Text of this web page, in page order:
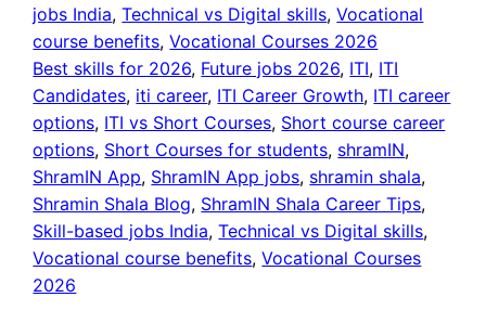
jobs India, Technical vs Digital skills, Vocational
course benefits, Vocational Courses 2026
Best skills for 2026, Future jobs 2026, ITI, ITI
Candidates, iti career, ITI Career Growth, ITI career
options, ITI vs Short Courses, Short course career
options, Short Courses for students, shramIN
ShramIN App, ShramIN App jobs, shramin shala
Shramin Shala Blog, ShramIN Shala Career Tips
Skill-based jobs India, Technical vs Digital skills
Vocational course benefits, Vocational Courses
2026